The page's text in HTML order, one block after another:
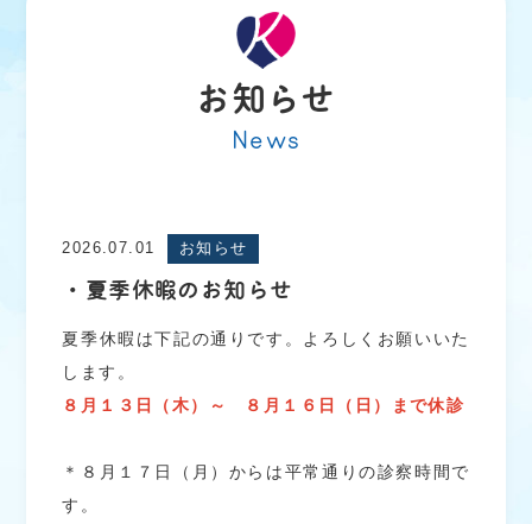
お知らせ
2026.07.01 お知らせ
・夏季休暇のお知らせ
夏季休暇は下記の通りです。よろしくお願いいた
します。
８月１３日（木）～ ８月１６日（日）まで休診
＊８月１７日（月）からは平常通りの診察時間で
す。